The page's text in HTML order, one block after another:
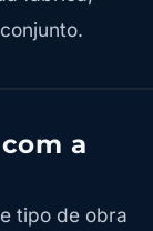
a
tipo de obra